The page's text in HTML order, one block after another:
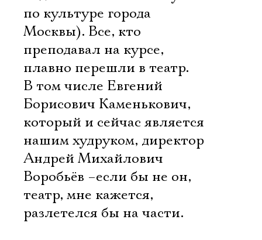
по культуре города
Москвы). Все, кто
преподавал на курсе,
плавно перешли в театр.
В том числе Евгений
Борисович Каменькович,
который и сейчас является
нашим худруком, директор
Андрей Михайлович
Воробьёв –если бы не он,
театр, мне кажется,
разлетелся бы на части.